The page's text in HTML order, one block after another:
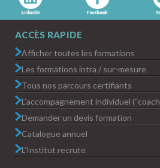
ACCÈS RAPIDE
Afficher toutes les formations
Les formations intra / sur-mesure
Tous nos parcours certifiants
L’accompagnement individuel
Demander un devis formation
Catalogue annuel
L’Institut recrute